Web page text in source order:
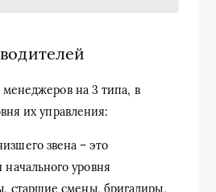
менеджеров на 3 типа, в
их управления:
звена – это
начального уровня
старшие смены, бригадиры,